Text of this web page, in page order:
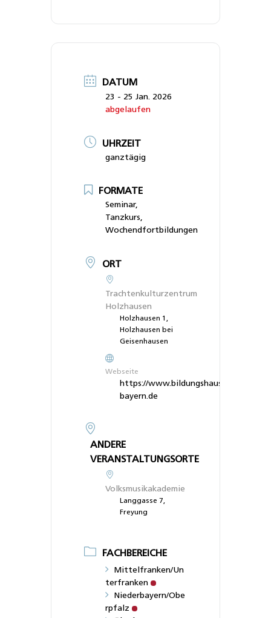
DATUM
23 - 25 Jan. 2026
abgelaufen
UHRZEIT
ganztägig
FORMATE
Seminar,
Tanzkurs,
Wochendfortbildungen
ORT
Trachtenkulturzentrum
Holzhausen
Holzhausen 1,
Holzhausen bei
Geisenhausen
Webseite
https://www.bildungshaus-
bayern.de
ANDERE
VERANSTALTUNGSORTE
Volksmusikakademie
Langgasse 7,
Freyung
FACHBEREICHE
Mittelfranken/Un
terfranken
Niederbayern/Obe
rpfalz